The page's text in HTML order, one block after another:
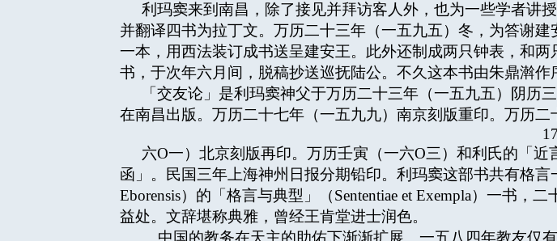
利玛窦来到南昌，除了接见并拜访客人外，也为一些学者讲
并翻译四书为拉丁文。万历二十三年（一五九五）冬，为答谢
一本，用西法装订成书送呈建安王。此外还制成两只钟表，和
书，于次年六月间，脱稿抄送巡抚陆公。不久这本书由朱鼎濣作
「交友论」是利玛窦神父于万历二十三年（一五九五）阴
在南昌出版。万历二十七年（一五九九）南京刻版重印。万历二
六O一）北京刻版再印。万历壬寅（一六O三）和利氏的「
函」。民国三年上海神州日报分期铅印。利玛窦这部书共有格言
Eborensis）的「格言与典型」（Sententiae et Exempla）一书
益处。文辞堪称典雅，曾经王肯堂进士润色。
中国的教务在天主的助佑下渐渐扩展。一五八四年教友仅